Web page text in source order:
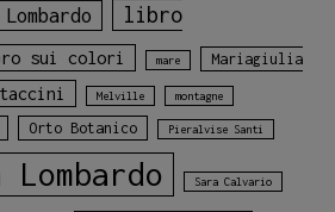
libro
sui colori mare
Mariagiulia
Melville montagne
Orto Botanico Pieralvise Santi
Lombardo Sara Calvario